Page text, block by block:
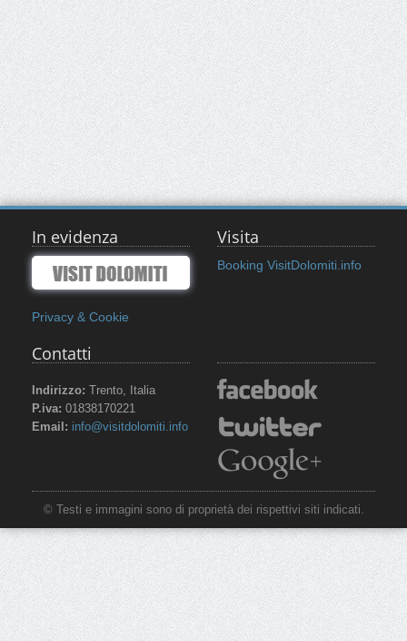
In evidenza
Privacy & Cookie
Visita
Booking VisitDolomiti.info
Contatti
Indirizzo: Trento, Italia
P.iva: 01838170221
Email: info@visitdolomiti.info
© Testi e immagini sono di proprietà dei rispettivi siti indicati.